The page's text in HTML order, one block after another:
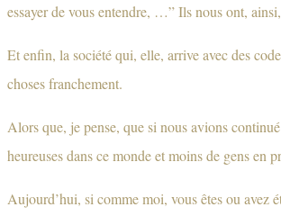
essayer de vous entendre, …” Ils nous ont,
Et enfin, la société qui, elle, arrive avec des
choses franchement.
Alors que, je pense, que si nous avions
heureuses dans ce monde et moins de gens en
Aujourd’hui, si comme moi, vous êtes ou avez